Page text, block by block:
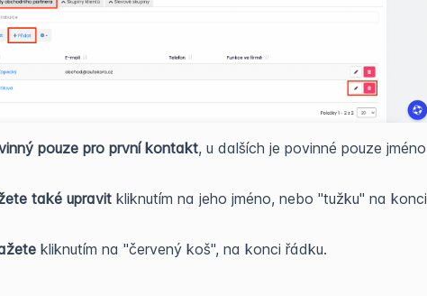
pouze pro první kontakt, u dalších je povinné pouze jméno
také upravit kliknutím na jeho jméno, nebo "tužku" na konci
kliknutím na "červený koš", na konci řádku.